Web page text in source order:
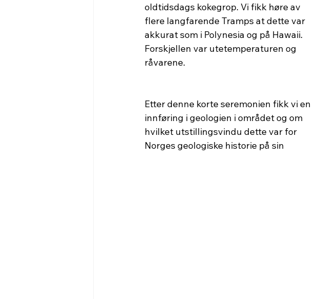
oldtidsdags kokegrop. Vi fikk høre av
flere langfarende Tramps at dette var
akkurat som i Polynesia og på Hawaii.
Forskjellen var utetemperaturen og
råvarene.
Etter denne korte seremonien fikk vi en
innføring i geologien i området og om
hvilket utstillingsvindu dette var for
Norges geologiske historie på sin